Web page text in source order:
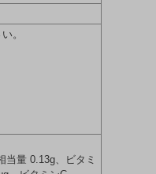
。
量 0.13g、ビタミ